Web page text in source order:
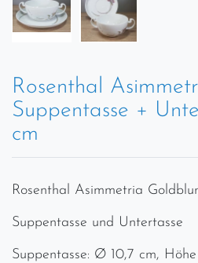
Rosenthal
Suppentasse +
cm
Rosenthal Asimmetria
Suppentasse und Untertasse
Suppentasse: Ø 10,7 cm,